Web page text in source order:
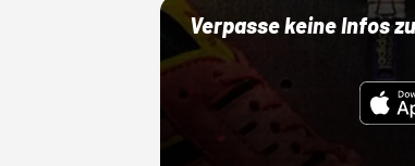
Verpasse keine Infos